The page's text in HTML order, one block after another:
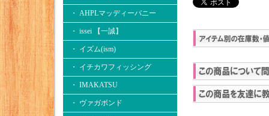
・ AHPLマッディーバニー
・ issei 【一誠】
・ イズム(ism)
・ イチカワフィッシング
・ IMAKATSU
・ ヴァガボンド